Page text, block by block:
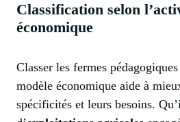
Classification selon
économique
Classer les fermes
modèle économique aide à
spécificités et leurs besoins.